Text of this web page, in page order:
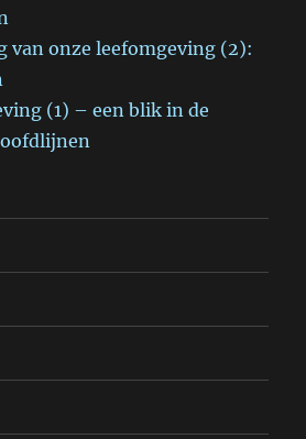
van onze leefomgeving (2):
(1) – een blik in de